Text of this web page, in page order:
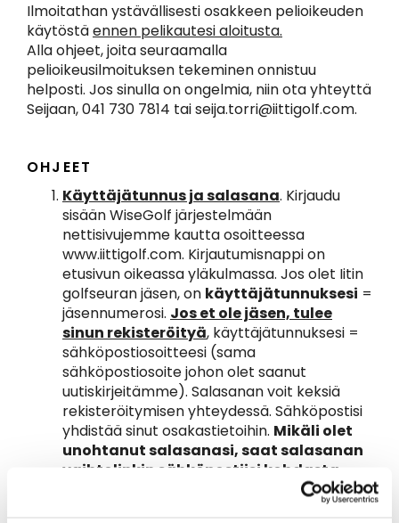
Ilmoitathan ystävällisesti osakkeen pelioikeuden
käytöstäennen pelikautesi aloitusta.
Alla ohjeet, joita seuraamalla
pelioikeusilmoituksen tekeminen onnistuu
helposti. Jos sinulla on ongelmia, niin ota yhteyttä
Seijaan, 041 730 7814 tai seija.torri@iittigolf.com.
OHJEET
Käyttäjätunnus ja salasana. Kirjaudu
sisään WiseGolf järjestelmään
nettisivujemme kautta osoitteessa
www.iittigolf.com. Kirjautumisnappi on
etusivun oikeassa yläkulmassa. Jos olet Iitin
golfseuran jäsen, on käyttäjätunnuksesi =
jäsennumerosi. Jos et ole jäsen, tulee
sinun rekisteröityä, käyttäjätunnuksesi =
sähköpostiosoitteesi (sama
sähköpostiosoite johon olet saanut
uutiskirjeitämme). Salasanan voit keksiä
rekisteröitymisen yhteydessä. Sähköpostisi
yhdistää sinut osakastietoihin. Mikäli olet
unohtanut salasanasi, saat salasanan
vaihtolinkin sähköpostiisi kohdasta